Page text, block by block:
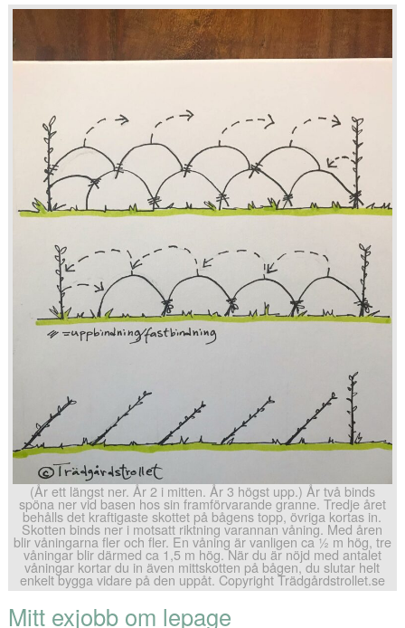
(År ett längst ner. År 2 i mitten. År 3 högst upp.) År två binds
spöna ner vid basen hos sin framförvarande granne. Tredje året
behålls det kraftigaste skottet på bågens topp, övriga kortas in.
Skotten binds ner i motsatt riktning varannan våning. Med åren
blir våningarna fler och fler. En våning är vanligen ca ½ m hög, tre
våningar blir därmed ca 1,5 m hög. När du är nöjd med antalet
våningar kortar du in även mittskotten på bågen, du slutar helt
enkelt bygga vidare på den uppåt. Copyright Trädgårdstrollet.se
Mitt exjobb om lepage